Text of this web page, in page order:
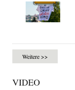
Weitere >>
VIDEO